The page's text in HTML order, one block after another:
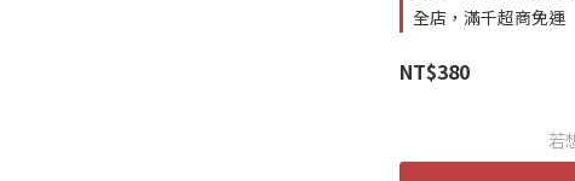
全店，滿千超商免運
NT$380
若